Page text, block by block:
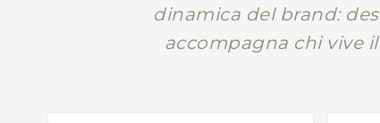
dinamica del brand:
accompagna chi vive